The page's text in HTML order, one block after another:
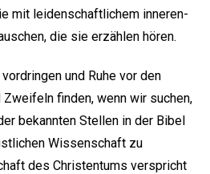
mit leidenschaftlichem inneren-
die sie erzählen hören.
und Ruhe vor den
finden, wenn wir suchen,
bekannten Stellen in der Bibel
Wissenschaft zu
des Christentums verspricht